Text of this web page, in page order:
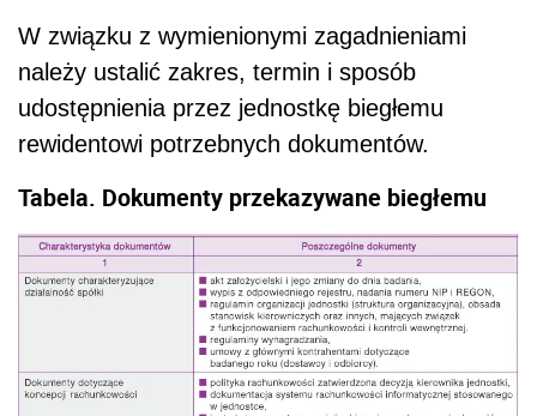
W związku z wymienionymi zagadnieniami
należy ustalić zakres, termin i sposób
udostępnienia przez jednostkę biegłemu
rewidentowi potrzebnych dokumentów.
Tabela. Dokumenty przekazywane biegłemu